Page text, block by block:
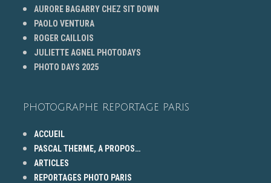
AURORE BAGARRY CHEZ SIT DOWN
PAOLO VENTURA
ROGER CAILLOIS
JULIETTE AGNEL PHOTODAYS
PHOTO DAYS 2025
PHOTOGRAPHE REPORTAGE PARIS
ACCUEIL
PASCAL THERME, A PROPOS…
ARTICLES
REPORTAGES PHOTO PARIS